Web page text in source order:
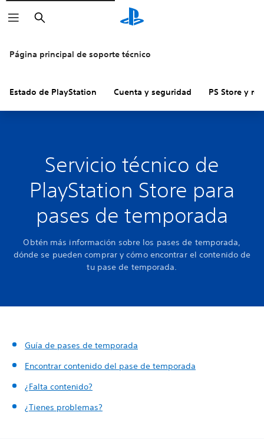
Buscar
Página principal de soporte técnico
Estado de PlayStation Cuenta y seguridad PS Store y
Servicio técnico de
PlayStation Store para
pases de temporada
Obtén más información sobre los pases de temporada,
dónde se pueden comprar y cómo encontrar el contenido de
tu pase de temporada.
Guía de pases de temporada
Encontrar contenido del pase de temporada
¿Falta contenido?
¿Tienes problemas?